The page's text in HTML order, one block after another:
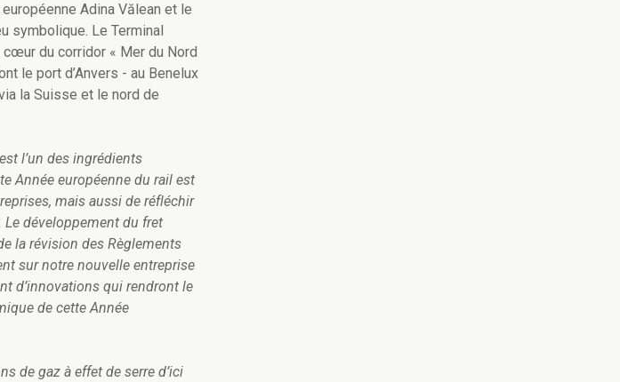
Adina Vălean et le
symbolique. Le Terminal
du corridor « Mer du Nord
le port d’Anvers - au Benelux
la Suisse et le nord de
l’un des ingrédients
Année européenne du rail est
mais aussi de réfléchir
Le développement du fret
la révision des Règlements
sur notre nouvelle entreprise
d’innovations qui rendront le
de cette Année
de gaz à effet de serre d’ici